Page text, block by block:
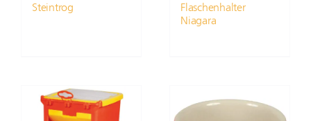
Steintrog
Flaschenhalter
Niagara